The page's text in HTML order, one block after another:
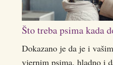
Što treba psima kada
Dokazano je da je i
vjernim psima, hladno i